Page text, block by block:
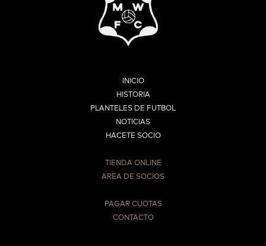
INICIO
HISTORIA
PLANTELES DE FUTBOL
NOTICIAS
HACETE SOCIO
TIENDA ONLINE
AREA DE SOCIOS
PAGAR CUOTAS
CONTACTO